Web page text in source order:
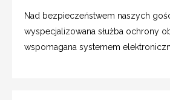
Nad bezpieczeństwem naszych
wyspecjalizowana służba ochrony
wspomagana systemem